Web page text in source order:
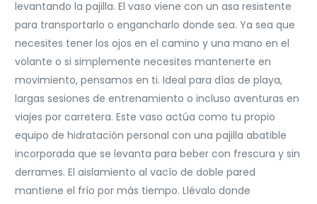
levantando la pajilla. El vaso viene con un asa resistente
para transportarlo o engancharlo donde sea. Ya sea que
necesites tener los ojos en el camino y una mano en el
volante o si simplemente necesites mantenerte en
movimiento, pensamos en ti. Ideal para días de playa,
largas sesiones de entrenamiento o incluso aventuras en
viajes por carretera. Este vaso actúa como tu propio
equipo de hidratación personal con una pajilla abatible
incorporada que se levanta para beber con frescura y sin
derrames. El aislamiento al vacío de doble pared
mantiene el frío por más tiempo. Llévalo donde